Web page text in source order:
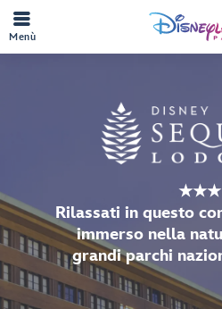
Menù
★★★
Rilassati in questo
immerso nella
grandi parchi